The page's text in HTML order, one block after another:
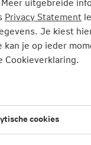
geen hulp die je
wachtlijst is of
Privacy Statement
Je kiest
je op ieder
Cookieverklaring.
cookies